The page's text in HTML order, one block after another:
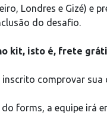
Londres e Gizé) e
do desafio.
kit, isto é, frete
inscrito comprovar sua
forms, a equipe irá